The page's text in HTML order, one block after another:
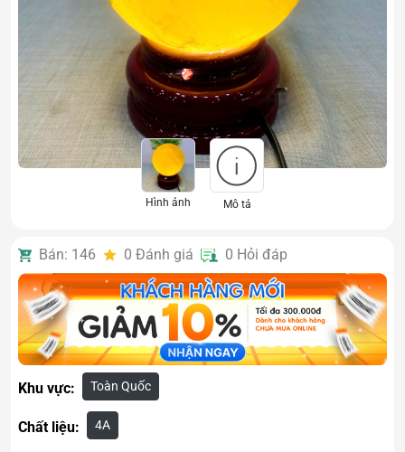
Hình ảnh Mô tả
Bán: 146 0 Đánh giá 0 Hỏi đáp
Khu vực: Toàn Quốc
Chất liệu: 4A